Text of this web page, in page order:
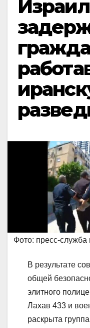
Фото: пресс-
В результате
общей
элитного
Лахав 433 и
раскрыта